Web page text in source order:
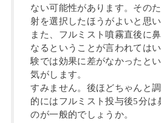
ない可能性があります。その
射を選択したほうがよいと思い
また、フルミスト噴霧直後に
なるということが言われては
験では効果に差がなかったと
気がします。
すみません。後ほどちゃんと
的にはフルミスト投与後5分は
のが一般的でしょうか。